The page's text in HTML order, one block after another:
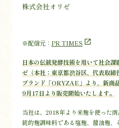
株式会社オリゼ
※配信元： PR TIMES
日本の伝統発酵技術を用いて社会
ゼ（本社：東京都渋谷区、代表取
ブランド「ORYZAE」より、新商
9月17日より販売開始いたします。
当社は、2018年より米麹を使った
統的麹調味料である塩麹、醤油麹、